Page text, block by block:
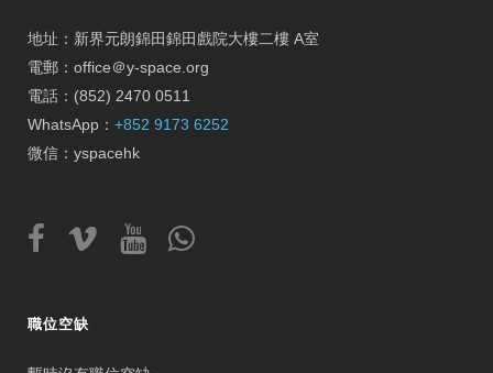
地址：新界元朗錦田錦田戲院大樓二樓 A室
電郵：office＠y-space.org
電話：(852) 2470 0511
WhatsApp： +852 9173 6252
微信：yspacehk
職位空缺